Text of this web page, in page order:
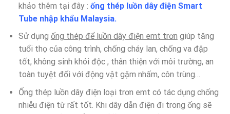
khảo thêm tại đây : ống thép luồn dây điện Smart
Tube nhập khẩu Malaysia.
Sử dụng ống thép để luồn dây điện emt trơn giúp tăng
tuổi thọ của công trình, chống cháy lan, chống va đập
tốt, không sinh khói độc , thân thiện với môi trường, an
toàn tuyệt đối với động vật gặm nhấm, côn trùng…
Ống thép luồn dây điện loại trơn emt có tác dụng chống
nhiễu điện từ rất tốt. Khi dây dẫn điện đi trong ống sẽ